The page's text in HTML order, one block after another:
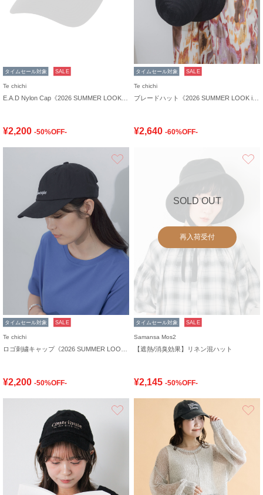
タイムセール対象 SALE
Te chichi
¥2,200 -50%OFF-
タイムセール対象 SALE
Te chichi
¥2,640 -60%OFF-
タイムセール対象 SALE
Te chichi
¥2,200 -50%OFF-
SOLD OUT
再入荷受付
タイムセール対象 SALE
Samansa Mos2
【遮熱/消臭効果】リネン混ハット
¥2,145 -50%OFF-